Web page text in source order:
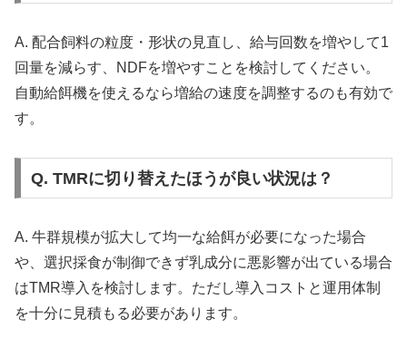
A. 配合飼料の粒度・形状の見直し、給与回数を増やして1
回量を減らす、NDFを増やすことを検討してください。
自動給餌機を使えるなら増給の速度を調整するのも有効で
す。
Q. TMRに切り替えたほうが良い状況は？
A. 牛群規模が拡大して均一な給餌が必要になった場合
や、選択採食が制御できず乳成分に悪影響が出ている場合
はTMR導入を検討します。ただし導入コストと運用体制
を十分に見積もる必要があります。